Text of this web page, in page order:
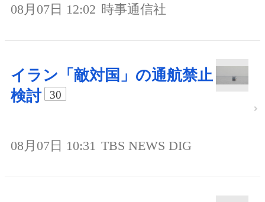
08月07日 12:02 時事通信社
イラン「敵対国」の通航禁止
検討
30
08月07日 10:31 TBS NEWS DIG